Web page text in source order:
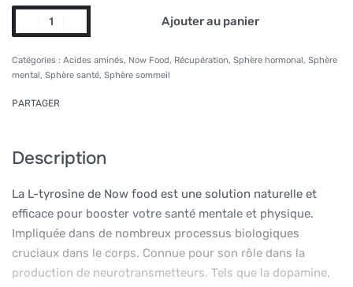
Ajouter au panier
Catégories : Acides aminés, Now Food, Récupération, Sphère hormonal, Sphère
mental, Sphère santé, Sphère sommeil
PARTAGER
Description
La L-tyrosine de Now food est une solution naturelle et
efficace pour booster votre santé mentale et physique.
Impliquée dans de nombreux processus biologiques
cruciaux dans le corps. Connue pour son rôle dans la
production de neurotransmetteurs. Tels que la dopamine,